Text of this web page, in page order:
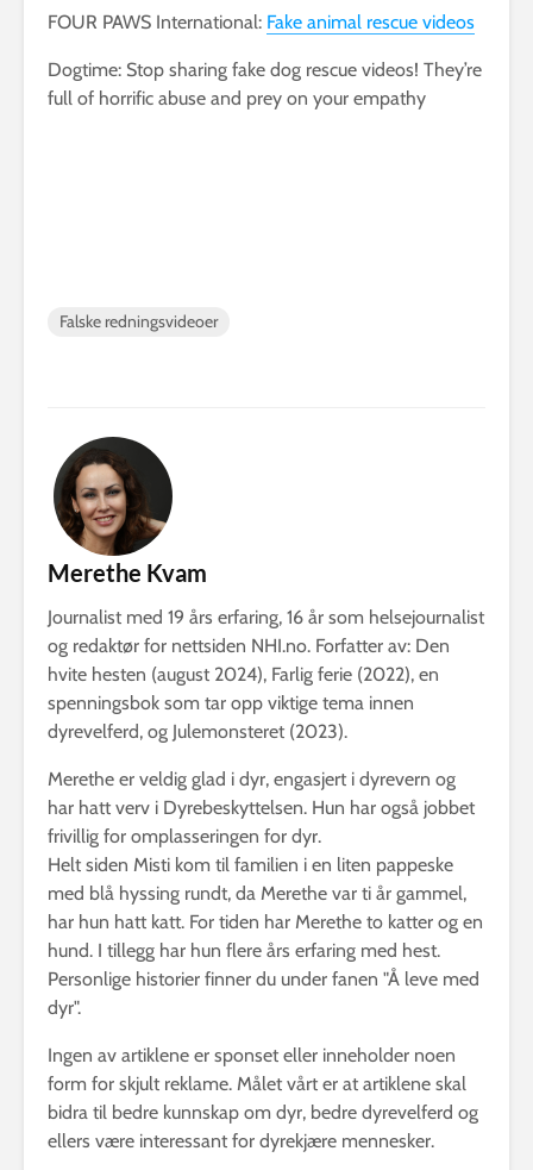
FOUR PAWS International: Fake animal rescue videos
Dogtime: Stop sharing fake dog rescue videos! They’re
full of horrific abuse and prey on your empathy
Falske redningsvideoer
Merethe Kvam
Journalist med 19 års erfaring, 16 år som helsejournalist
og redaktør for nettsiden NHI.no. Forfatter av: Den
hvite hesten (august 2024), Farlig ferie (2022), en
spenningsbok som tar opp viktige tema innen
dyrevelferd, og Julemonsteret (2023).
Merethe er veldig glad i dyr, engasjert i dyrevern og
har hatt verv i Dyrebeskyttelsen. Hun har også jobbet
frivillig for omplasseringen for dyr.
Helt siden Misti kom til familien i en liten pappeske
med blå hyssing rundt, da Merethe var ti år gammel,
har hun hatt katt. For tiden har Merethe to katter og en
hund. I tillegg har hun flere års erfaring med hest.
Personlige historier finner du under fanen "Å leve med
dyr".
Ingen av artiklene er sponset eller inneholder noen
form for skjult reklame. Målet vårt er at artiklene skal
bidra til bedre kunnskap om dyr, bedre dyrevelferd og
ellers være interessant for dyrekjære mennesker.